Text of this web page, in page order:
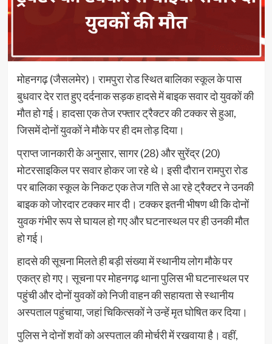
मोहनगढ़ (जैसलमेर)। रामपुरा रोड स्थित बालिका स्कूल के पास
बुधवार देर रात हुए दर्दनाक सड़क हादसे में बाइक सवार दो युवकों की
मौत हो गई। हादसा एक तेज रफ्तार ट्रैक्टर की टक्कर से हुआ,
जिसमें दोनों युवकों ने मौके पर ही दम तोड़ दिया।
प्राप्त जानकारी के अनुसार, सागर (28) और सुरेंद्र (20)
मोटरसाइकिल पर सवार होकर जा रहे थे। इसी दौरान रामपुरा रोड
पर बालिका स्कूल के निकट एक तेज गति से आ रहे ट्रैक्टर ने उनकी
बाइक को जोरदार टक्कर मार दी। टक्कर इतनी भीषण थी कि दोनों
युवक गंभीर रूप से घायल हो गए और घटनास्थल पर ही उनकी मौत
हो गई।
हादसे की सूचना मिलते ही बड़ी संख्या में स्थानीय लोग मौके पर
एकत्र हो गए। सूचना पर मोहनगढ़ थाना पुलिस भी घटनास्थल पर
पहुंची और दोनों युवकों को निजी वाहन की सहायता से स्थानीय
अस्पताल पहुंचाया, जहां चिकित्सकों ने उन्हें मृत घोषित कर दिया।
पुलिस ने दोनों शवों को अस्पताल की मोर्चरी में रखवाया है। वहीं,